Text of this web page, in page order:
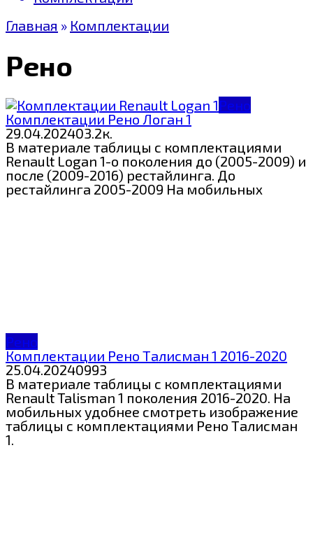
Главная » Комплектации
Рено
Рено
Комплектации Рено Логан 1
29.04.202403.2к.
В материале таблицы с комплектациями
Renault Logan 1-о поколения до (2005-2009) и
после (2009-2016) рестайлинга. До
рестайлинга 2005-2009 На мобильных
Рено
Комплектации Рено Талисман 1 2016-2020
25.04.20240993
В материале таблицы с комплектациями
Renault Talisman 1 поколения 2016-2020. На
мобильных удобнее смотреть изображение
таблицы с комплектациями Рено Талисман
1.